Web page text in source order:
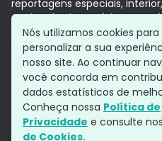
reportagens especiais,
Aqui, tudo vira notícia e a
com a credibilidade do
Grupo Aratu
Política de
Siga-nos
Nós utilizamos cookies
personalizar a sua
nosso site. Ao continuar
você concorda em
dados estatísticos de
Conheça nossa Política de
Privacidade e consulte
de Cookies.